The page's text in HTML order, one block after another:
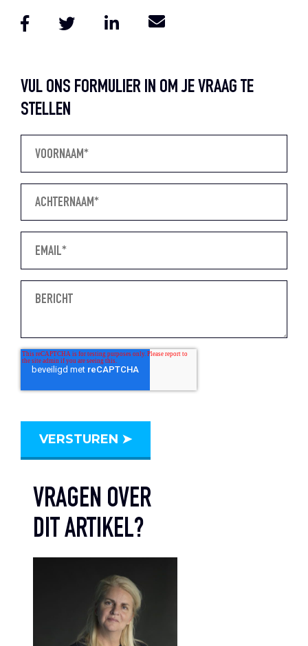
VUL ONS FORMULIER IN OM JE VRAAG TE
STELLEN
VRAGEN OVER
DIT ARTIKEL?